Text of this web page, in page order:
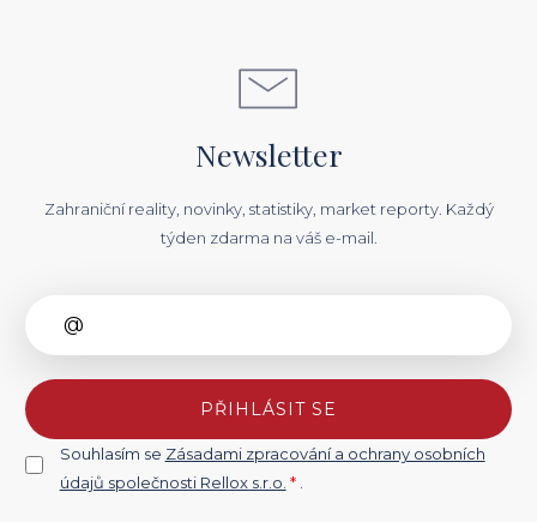
Newsletter
Zahraniční reality, novinky, statistiky, market reporty. Každý
týden zdarma na váš e-mail.
PŘIHLÁSIT SE
Souhlasím se Zásadami zpracování a ochrany osobních
údajů společnosti Rellox s.r.o. *